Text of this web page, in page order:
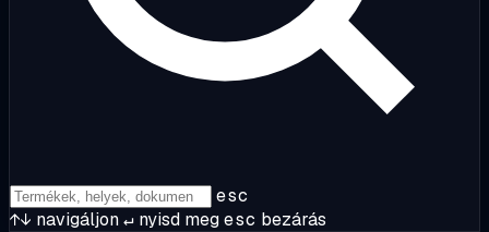
esc
↑↓ navigáljon↵ nyisd megesc bezárás